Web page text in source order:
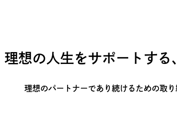
理想の人生をサポートする
理想のパートナーであり続けるための取